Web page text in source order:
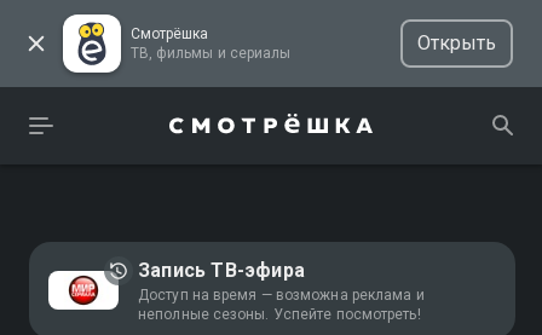
Смотрёшка
ТВ, фильмы и сериалы
Открыть
Запись ТВ-эфира
Доступ на время — возможна реклама и
неполные сезоны. Успейте посмотреть!